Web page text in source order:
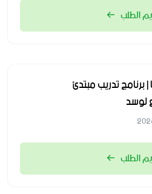
الطلب
برنامج تدريب مبتدئ
لوسد
الطلب